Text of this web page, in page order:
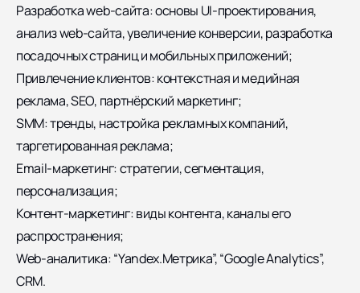
Разработка web-сайта: основы UI-проектирования,
анализ web-сайта, увеличение конверсии, разработка
посадочных страниц и мобильных приложений;
Привлечение клиентов: контекстная и медийная
реклама, SEO, партнёрский маркетинг;
SMM: тренды, настройка рекламных компаний,
таргетированная реклама;
Email-маркетинг: стратегии, сегментация,
персонализация;
Контент-маркетинг: виды контента, каналы его
распространения;
Web-аналитика: “Yandex.Метрика”, “Google Analytics”,
CRM.